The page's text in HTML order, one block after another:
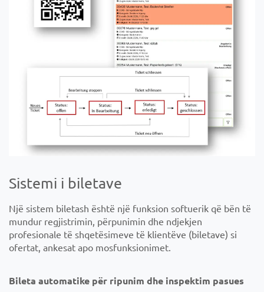
Sistemi i biletave
Një sistem biletash është një funksion softuerik që bën të
mundur regjistrimin, përpunimin dhe ndjekjen
profesionale të shqetësimeve të klientëve (biletave) si
ofertat, ankesat apo mosfunksionimet.
Bileta automatike për ripunim dhe inspektim pasues